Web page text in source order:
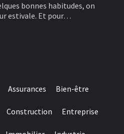
bonnes habitudes, on
estivale. Et pour…
Assurances Bien-être
Construction Entreprise